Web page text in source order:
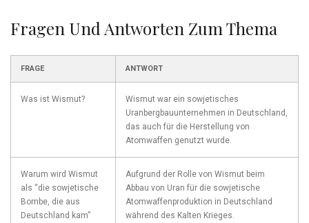
Fragen Und Antworten Zum Thema
FRAGE ANTWORT
Was ist Wismut?
Wismut war ein sowjetisches
Uranbergbauunternehmen in Deutschland,⁢
das auch für die Herstellung von
Atomwaffen genutzt wurde.
Warum wird ‌Wismut
als “die sowjetische
Bombe, die aus
Deutschland kam”
Aufgrund der Rolle von Wismut beim
Abbau von Uran für die sowjetische
Atomwaffenproduktion in Deutschland
während des Kalten Krieges.